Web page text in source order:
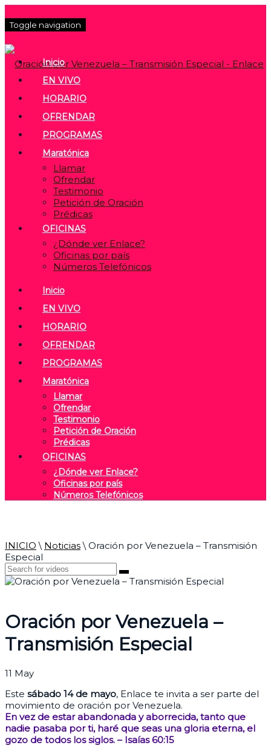
Toggle navigation
Inicio
EN VIVO
HORARIO
OFRENDAR
PROGRAMAS
Maratónica
Llamar
Ofrendar
Testimonio
Petición de Oración
Prédicas
OFICINAS
¿Dónde ver Enlace?
Oficinas por país
Números Telefónicos
Inicio
EN VIVO
HORARIO
OFRENDAR
PROGRAMAS
Maratónica
Llamar
Ofrendar
Testimonio
Petición de Oración
Prédicas
OFICINAS
¿Dónde ver Enlace?
Oficinas por país
Números Telefónicos
INICIO \ Noticias\ Oración por Venezuela – Transmisión
Especial
Oración por Venezuela –
Transmisión Especial
11 May
Este sábado 14 de mayo, Enlace te invita a ser parte del
movimiento de oración por Venezuela.
En vez de estar abandonada y aborrecida, tanto que
nadie pasaba por ti, haré que seas una gloria eterna, el
gozo de todos los siglos. – Isaías 60:15